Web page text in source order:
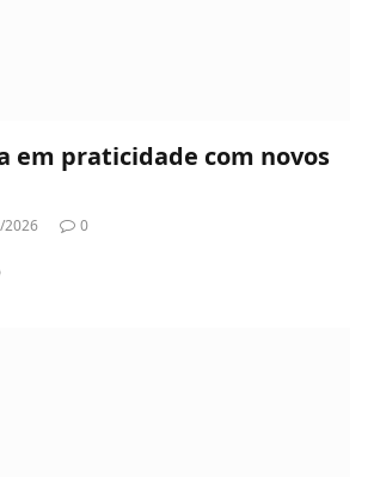
em praticidade com novos
2026 0